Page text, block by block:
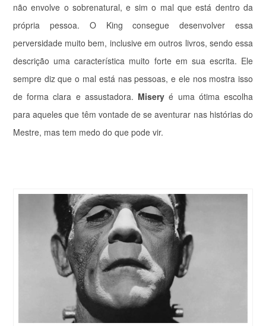
não envolve o sobrenatural, e sim o mal que está dentro da
própria pessoa. O King consegue desenvolver essa
perversidade muito bem, inclusive em outros livros, sendo essa
descrição uma característica muito forte em sua escrita. Ele
sempre diz que o mal está nas pessoas, e ele nos mostra isso
de forma clara e assustadora. Miseryé uma ótima escolha
para aqueles que têm vontade de se aventurar nas histórias do
Mestre, mas tem medo do que pode vir.